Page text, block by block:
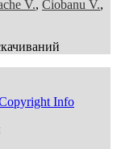
V., Ciobanu V.,
Info